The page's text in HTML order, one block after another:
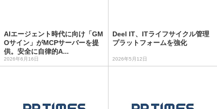
AIエージェント時代に向け「GM
Oサイン」がMCPサーバーを提
供。安全に自律的A...
2026年6月16日
Deel IT、ITライフサイクル管理
プラットフォームを強化
2026年5月12日